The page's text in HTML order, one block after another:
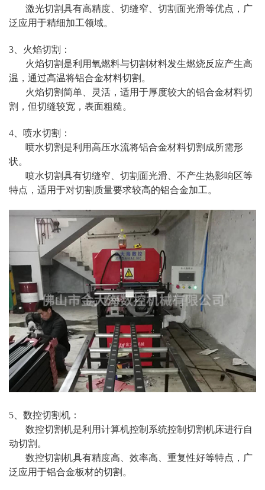
激光切割具有高精度、切缝窄、切割面光滑等优点，广
泛应用于精细加工领域。
3、火焰切割：
火焰切割是利用氧燃料与切割材料发生燃烧反应产生高
温，通过高温将铝合金材料切割。
火焰切割简单、灵活，适用于厚度较大的铝合金材料切
割，但切缝较宽，表面粗糙。
4、喷水切割：
喷水切割是利用高压水流将铝合金材料切割成所需形
状。
喷水切割具有切缝窄、切割面光滑、不产生热影响区等
特点，适用于对切割质量要求较高的铝合金加工。
5、数控切割机：
数控切割机是利用计算机控制系统控制切割机床进行自
动切割。
数控切割机具有精度高 、效率高 、重复性好等特点，广
泛应用于铝合金板材的切割。